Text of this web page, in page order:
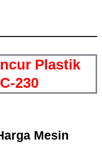
Plastik
230
Mesin